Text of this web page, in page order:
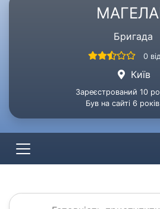
Бригада
0
Київ
Зареєстрований 10
Був на сайті 6